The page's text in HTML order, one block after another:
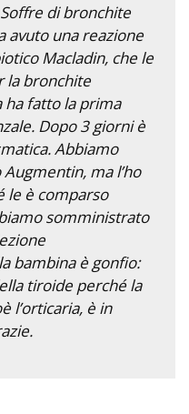
di bronchite
avuto una reazione
Macladin, che le
la bronchite
ha fatto la prima
Dopo 3 giorni è
Abbiamo
ma l’ho
le è comparso
somministrato
bambina è gonfio:
tiroide perché la
l’orticaria, è in